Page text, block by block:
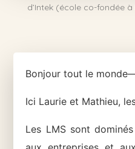
d’Intek (école co-fondée
Bonjour tout le
Ici Laurie et Mathieu,
Les LMS sont